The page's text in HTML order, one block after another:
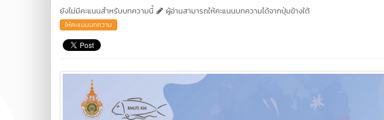
ยังไม่มีคะแนนสำหรับบทความนี้
ผู้อ่านสามารถให้คะแนนบทความได้จากปุ่มข้างใต้
ให้คะแนนบทความ